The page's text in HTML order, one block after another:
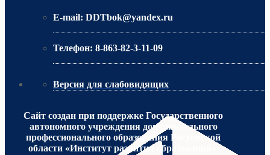
E-mail: DDTbok@yandex.ru
Телефон: 8-863-82-3-11-09
Версия для слабовидящих
Сайт создан при поддержке Государственного
автономного учреждения дополнительного
профессионального образования Ростовской
области «Институт развития образования».